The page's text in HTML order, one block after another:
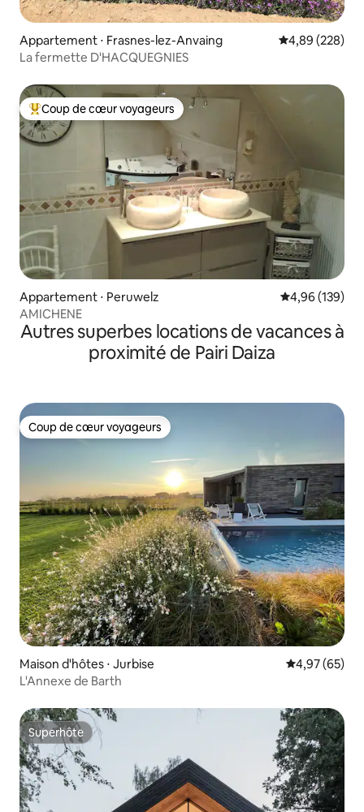
Appartement ⋅ Frasnes-lez-Anvaing Évaluation
4,89 (228)
La fermette D'HACQUEGNIES
Coups de cœur voyageurs les plus appréciés
Coup de cœur voyageurs
Appartement ⋅ Peruwelz Évaluation
4,96 (139)
AMICHENE
Autres superbes locations de vacances à
proximité de Pairi Daiza
Coup de cœur voyageurs
Coup de cœur voyageurs
Maison d'hôtes ⋅ Jurbise Évaluation
4,97 (65)
L'Annexe de Barth
Superhôte
Superhôte